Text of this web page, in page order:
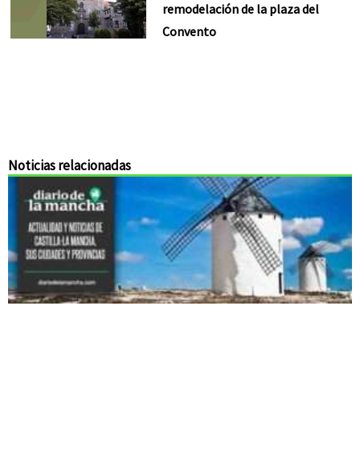
remodelación de la plaza del
Convento
Noticias relacionadas